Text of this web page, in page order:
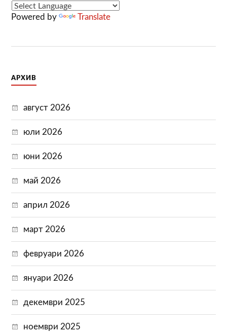
Powered by Translate
АРХИВ
август 2026
юли 2026
юни 2026
май 2026
април 2026
март 2026
февруари 2026
януари 2026
декември 2025
ноември 2025